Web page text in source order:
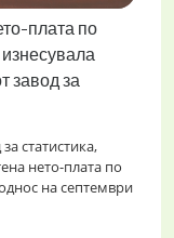
плата по
завод за
статистика,
нето-плата по
на септември